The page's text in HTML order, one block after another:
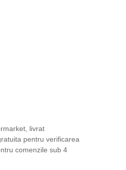
livrat
pentru verificarea
comenzile sub 4